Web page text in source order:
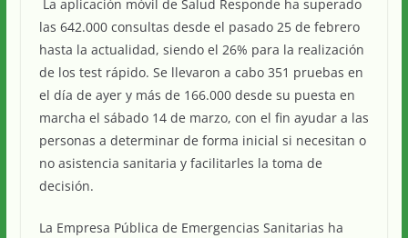
La aplicación móvil de Salud Responde ha superado
las 642.000 consultas desde el pasado 25 de febrero
hasta la actualidad, siendo el 26% para la realización
de los test rápido. Se llevaron a cabo 351 pruebas en
el día de ayer y más de 166.000 desde su puesta en
marcha el sábado 14 de marzo, con el fin ayudar a las
personas a determinar de forma inicial si necesitan o
no asistencia sanitaria y facilitarles la toma de
decisión.
La Empresa Pública de Emergencias Sanitarias ha